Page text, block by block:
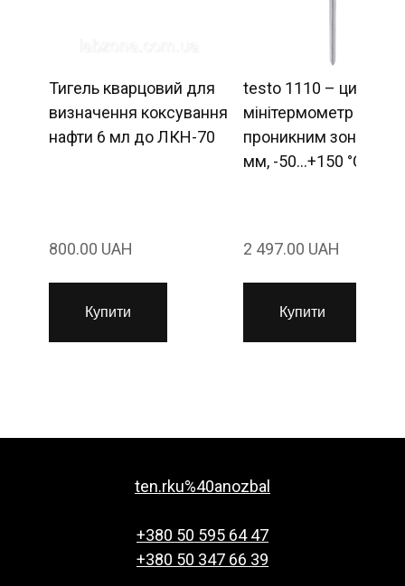
Тигель кварцовий для
визначення коксування
нафти 6 мл до ЛКН-70
800.00 UAH
Купити
testo 1110 –
мінітермометр із
проникним зондом
мм, -50…+150 °C
2 497.00 UAH
Купити
ten.rku%40anozbal
+380 50 595 64 47
+380 50 347 66 39